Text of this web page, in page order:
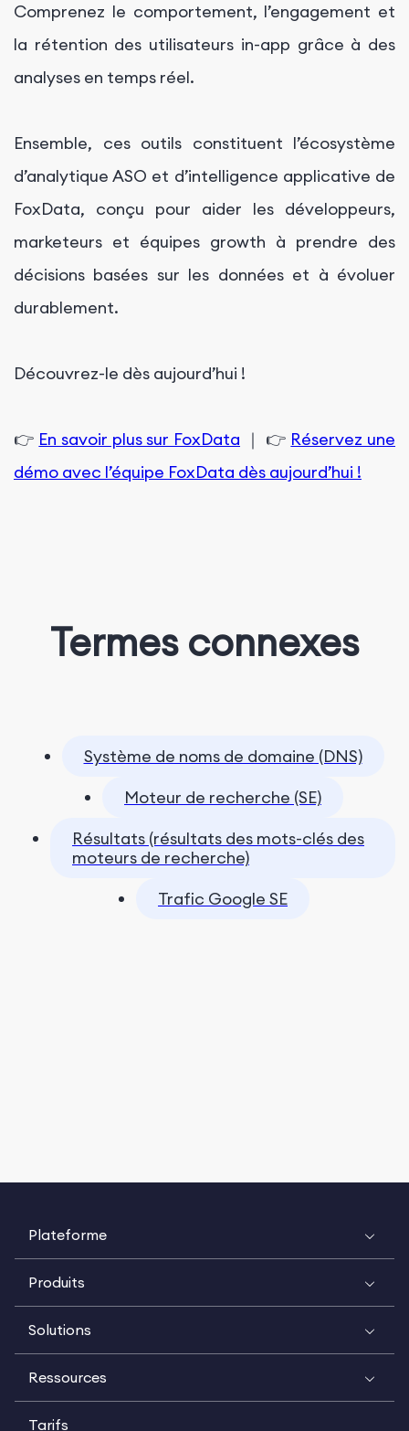
Comprenez le comportement, l’engagement et
la rétention des utilisateurs in-app grâce à des
analyses en temps réel.
Ensemble, ces outils constituent l’écosystème
d’analytique ASO et d’intelligence applicative de
FoxData, conçu pour aider les développeurs,
marketeurs et équipes growth à prendre des
décisions basées sur les données et à évoluer
durablement.
Découvrez-le dès aujourd’hui !
👉 En savoir plus sur FoxData ｜ 👉 Réservez une
démo avec l’équipe FoxData dès aujourd’hui !
Termes connexes
Système de noms de domaine (DNS)
Moteur de recherche (SE)
Résultats (résultats des mots-clés des
moteurs de recherche)
Trafic Google SE
Plateforme
Produits
Solutions
Ressources
Tarifs